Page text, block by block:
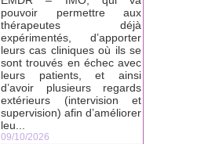
pouvoir permettre aux
thérapeutes déjà
expérimentés, d’apporter
leurs cas cliniques où ils se
sont trouvés en échec avec
leurs patients, et ainsi
d’avoir plusieurs regards
extérieurs (intervision et
supervision) afin d’améliorer
leu...
09/10/2026